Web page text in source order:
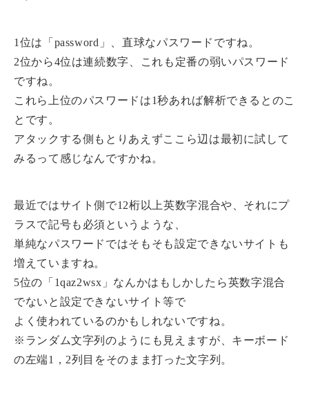
1位は「password」、直球なパスワードですね。
2位から4位は連続数字、これも定番の弱いパスワード
ですね。
これら上位のパスワードは1秒あれば解析できるとのこ
とです。
アタックする側もとりあえずここら辺は最初に試して
みるって感じなんですかね。
最近ではサイト側で12桁以上英数字混合や、それにプ
ラスで記号も必須というような、
単純なパスワードではそもそも設定できないサイトも
増えていますね。
5位の「1qaz2wsx」なんかはもしかしたら英数字混合
でないと設定できないサイト等で
よく使われているのかもしれないですね。
※ランダム文字列のようにも見えますが、キーボード
の左端1，2列目をそのまま打った文字列。